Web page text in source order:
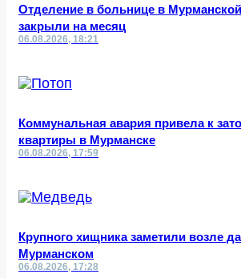
Отделение в больнице в
закрыли на месяц
06.08.2026, 18:21
Коммунальная авария привела к
квартиры в Мурманске
06.08.2026, 17:59
Крупного хищника заметили возле
Мурманском
06.08.2026, 17:28